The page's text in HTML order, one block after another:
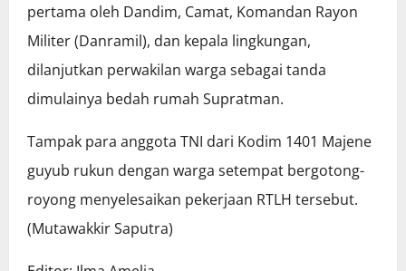
pertama oleh Dandim, Camat, Komandan Rayon
Militer (Danramil), dan kepala lingkungan,
dilanjutkan perwakilan warga sebagai tanda
dimulainya bedah rumah Supratman.
Tampak para anggota TNI dari Kodim 1401 Majene
guyub rukun dengan warga setempat bergotong-
royong menyelesaikan pekerjaan RTLH tersebut.
(Mutawakkir Saputra)